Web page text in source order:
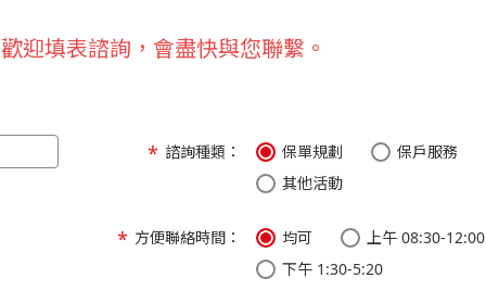
歡迎填表諮詢，會盡快與您聯繫。
諮詢種類： 保單規劃 保戶服務
其他活動
方便聯絡時間： 均可
上午 08:30-12:00
下午 1:30-5:20